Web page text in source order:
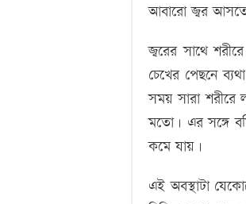
আবারো জ্বর
জ্বরের সাথে
চেখের পেছনে
সময় সারা শরীরে
মতো। এর সঙ্গে
কমে যায়।
এই অবস্থাটা